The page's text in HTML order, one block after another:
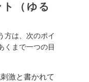
（ゆる
方は、次のポイ
くまで一つの目
激と書かれて